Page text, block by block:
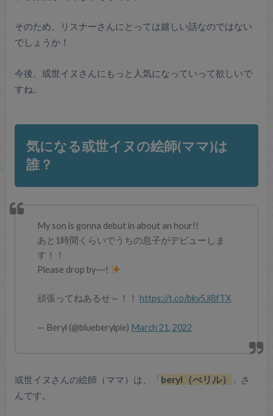
そのため、リスナーさんにとっては嬉しい話なのではない
でしょうか！
今後、或世イヌさんにもっと人気になっていって欲しいで
すね。
気になる或世イヌの絵師(ママ)は
誰？
My son is gonna debut in about an hour!!
あと1時間くらいでうちの息子がデビューしま
す！！
Please drop by~~!
頑張ってねあるせ～！！https://t.co/bky5Ji8fTX
— Beryl (@blueberylpie) March 21, 2022
或世イヌさんの絵師（ママ）は、「beryl（べリル）
」さ
んです。